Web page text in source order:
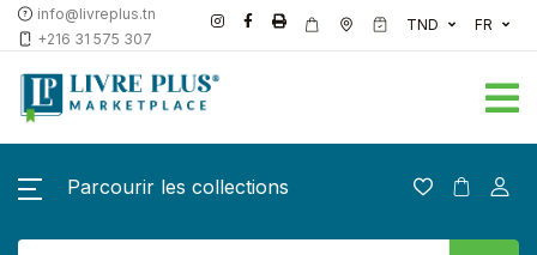
info@livreplus.tn
+216 31 575 307
TND FR
Parcourir les collections